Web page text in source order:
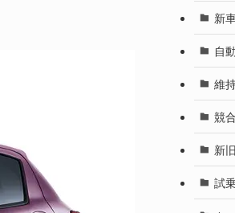
新
自
維
競
新
試